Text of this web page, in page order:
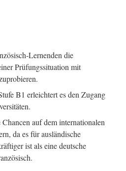
Lernenden die
Prüfungssituation mit
B1 erleichtert es den Zugang
auf dem internationalen
da es für ausländische
ist als eine deutsche